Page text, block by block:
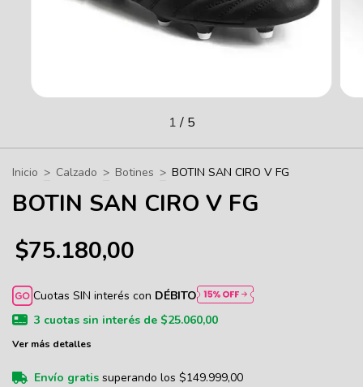
1/ 5
Inicio > Calzado > Botines > BOTIN SAN CIRO V FG
BOTIN SAN CIRO V FG
$75.180,00
Cuotas SIN interés con DÉBITO
3 cuotas sin interés de $25.060,00
Ver más detalles
Envío gratis superando los $149.999,00